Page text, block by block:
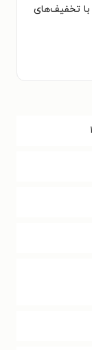
با تخفیف‌های